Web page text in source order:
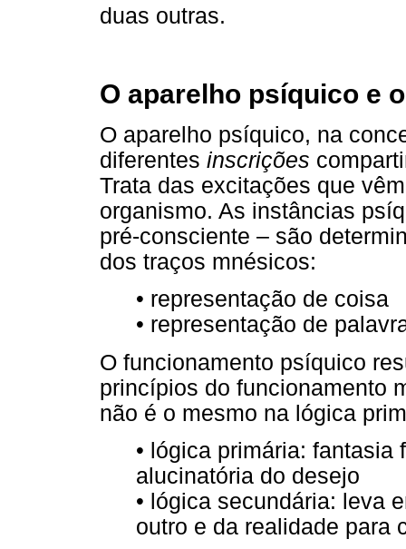
duas outras.
O aparelho psíquico e
O aparelho psíquico, na
diferentes inscrições
Trata das excitações que
organismo. As instâncias
pré-consciente – são
dos traços mnésicos:
• representação de coisa
• representação de
O funcionamento psíquico
princípios do funcionamento
não é o mesmo na lógica
• lógica primária:
alucinatória do desejo
• lógica secundária: leva
outro e da realidade para